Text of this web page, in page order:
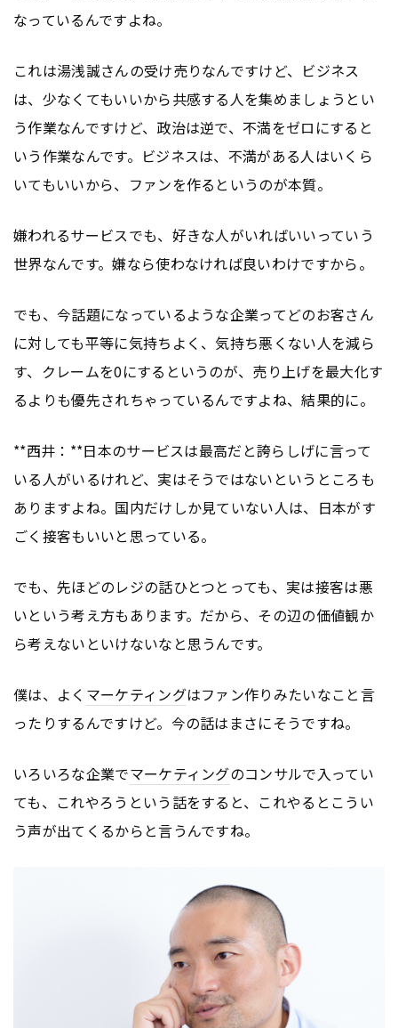
なっているんですよね。
これは湯浅誠さんの受け売りなんですけど、ビジネス
は、少なくてもいいから共感する人を集めましょうとい
う作業なんですけど、政治は逆で、不満をゼロにすると
いう作業なんです。ビジネスは、不満がある人はいくら
いてもいいから、ファンを作るというのが本質。
嫌われるサービスでも、好きな人がいればいいっていう
世界なんです。嫌なら使わなければ良いわけですから。
でも、今話題になっているような企業ってどのお客さん
に対しても平等に気持ちよく、気持ち悪くない人を減ら
す、クレームを0にするというのが、売り上げを最大化す
るよりも優先されちゃっているんですよね、結果的に。
**西井：**日本のサービスは最高だと誇らしげに言って
いる人がいるけれど、実はそうではないというところも
ありますよね。国内だけしか見ていない人は、日本がす
ごく接客もいいと思っている。
でも、先ほどのレジの話ひとつとっても、実は接客は悪
いという考え方もあります。だから、その辺の価値観か
ら考えないといけないなと思うんです。
僕は、よく マーケティングはファン作りみたいなこと言
ったりするんですけど。今の話はまさにそうですね。
いろいろな企業でマーケティングのコンサルで入ってい
ても、これやろうという話をすると、これやるとこうい
う声が出てくるからと言うんですね。